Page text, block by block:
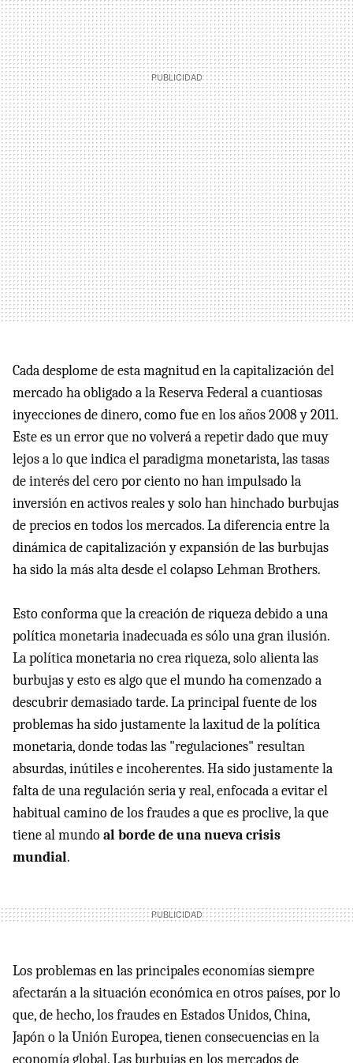
Cada desplome de esta magnitud en la capitalización del
mercado ha obligado a la Reserva Federal a cuantiosas
inyecciones de dinero, como fue en los años 2008 y 2011.
Este es un error que no volverá a repetir dado que muy
lejos a lo que indica el paradigma monetarista, las tasas
de interés del cero por ciento no han impulsado la
inversión en activos reales y solo han hinchado burbujas
de precios en todos los mercados. La diferencia entre la
dinámica de capitalización y expansión de las burbujas
ha sido la más alta desde el colapso Lehman Brothers.
Esto conforma que la creación de riqueza debido a una
política monetaria inadecuada es sólo una gran ilusión.
La política monetaria no crea riqueza, solo alienta las
burbujas y esto es algo que el mundo ha comenzado a
descubrir demasiado tarde. La principal fuente de los
problemas ha sido justamente la laxitud de la política
monetaria, donde todas las "regulaciones" resultan
absurdas, inútiles e incoherentes. Ha sido justamente la
falta de una regulación seria y real, enfocada a evitar el
habitual camino de los fraudes a que es proclive, la que
tiene al mundoal borde de una nueva crisis
mundial.
Los problemas en las principales economías siempre
afectarán a la situación económica en otros países, por lo
que, de hecho, los fraudes en Estados Unidos, China,
Japón o la Unión Europea, tienen consecuencias en la
economía global. Las burbujas en los mercados de